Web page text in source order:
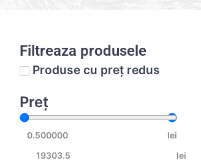
Filtreaza produsele
Produse cu preț redus
Preț
lei
lei